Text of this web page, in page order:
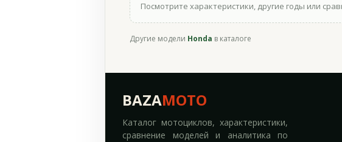
Посмотрите характеристики, другие годы или
Другие модели Honda в каталоге
BAZAMOTO
Каталог мотоциклов, характеристики,
сравнение моделей и аналитика по